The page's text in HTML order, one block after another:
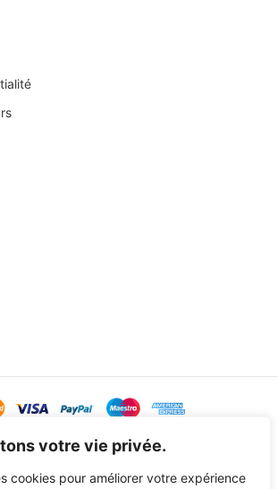
votre vie privée.
cookies pour améliorer votre expérience
Baby Sweetness byAgence Exoa